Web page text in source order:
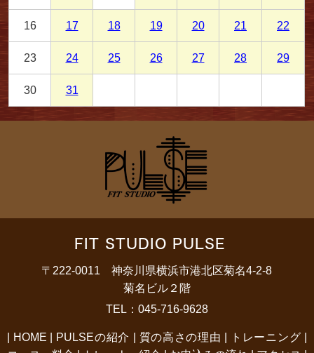
16 17 18 19 20 21 22
23 24 25 26 27 28 29
30 31
FIT STUDIO PULSE
〒222-0011 神奈川県横浜市港北区菊名4-2-8
菊名ビル２階
TEL：045-716-9628
HOME PULSEの紹介 質の高さの理由 トレーニング